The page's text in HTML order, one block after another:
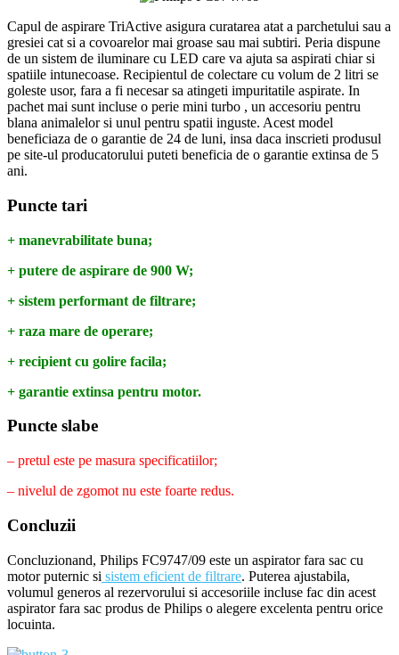
Capul de aspirare TriActive asigura curatarea atat a parchetului sau a
gresiei cat si a covoarelor mai groase sau mai subtiri. Peria dispune
de un sistem de iluminare cu LED care va ajuta sa aspirati chiar si
spatiile intunecoase. Recipientul de colectare cu volum de 2 litri se
goleste usor, fara a fi necesar sa atingeti impuritatile aspirate. In
pachet mai sunt incluse o perie mini turbo , un accesoriu pentru
blana animalelor si unul pentru spatii inguste. Acest model
beneficiaza de o garantie de 24 de luni, insa daca inscrieti produsul
pe site-ul producatorului puteti beneficia de o garantie extinsa de 5
ani.
Puncte tari
+ manevrabilitate buna;
+ putere de aspirare de 900 W;
+ sistem performant de filtrare;
+ raza mare de operare;
+ recipient cu golire facila;
+ garantie extinsa pentru motor.
Puncte slabe
– pretul este pe masura specificatiilor;
– nivelul de zgomot nu este foarte redus.
Concluzii
Concluzionand, Philips FC9747/09 este un aspirator fara sac cu
motor puternic si sistem eficient de filtrare. Puterea ajustabila,
volumul generos al rezervorului si accesoriile incluse fac din acest
aspirator fara sac produs de Philips o alegere excelenta pentru orice
locuinta.